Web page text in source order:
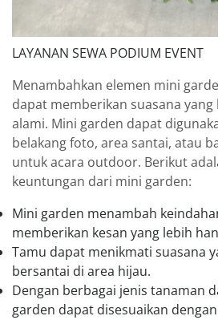
LAYANAN SEWA PODIUM EVENT
Menambahkan elemen mini
dapat memberikan suasana yang
alami. Mini garden dapat
belakang foto, area santai, atau
untuk acara outdoor. Berikut
keuntungan dari mini garden:
Mini garden menambah
memberikan kesan yang lebih
Tamu dapat menikmati suasana
bersantai di area hijau.
Dengan berbagai jenis tanaman
garden dapat disesuaikan